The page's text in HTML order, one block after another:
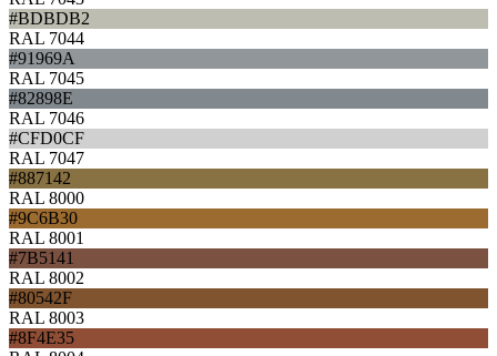
#BDBDB2
RAL 7044
#91969A
RAL 7045
#82898E
RAL 7046
#CFD0CF
RAL 7047
#887142
RAL 8000
#9C6B30
RAL 8001
#7B5141
RAL 8002
#80542F
RAL 8003
#8F4E35